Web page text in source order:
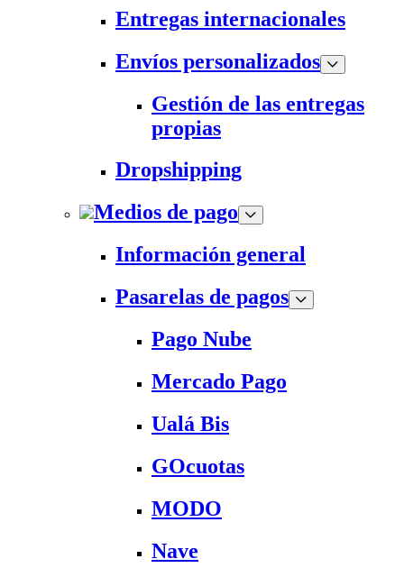
Entregas internacionales
Envíos personalizados
Gestión de las entregas
propias
Dropshipping
Medios de pago
Información general
Pasarelas de pagos
Pago Nube
Mercado Pago
Ualá Bis
GOcuotas
MODO
Nave